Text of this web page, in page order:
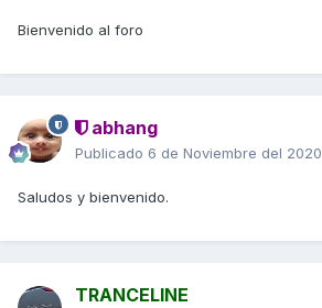
Bienvenido al foro
abhang
Publicado 6 de Noviembre del 2020
Saludos y bienvenido.
TRANCELINE